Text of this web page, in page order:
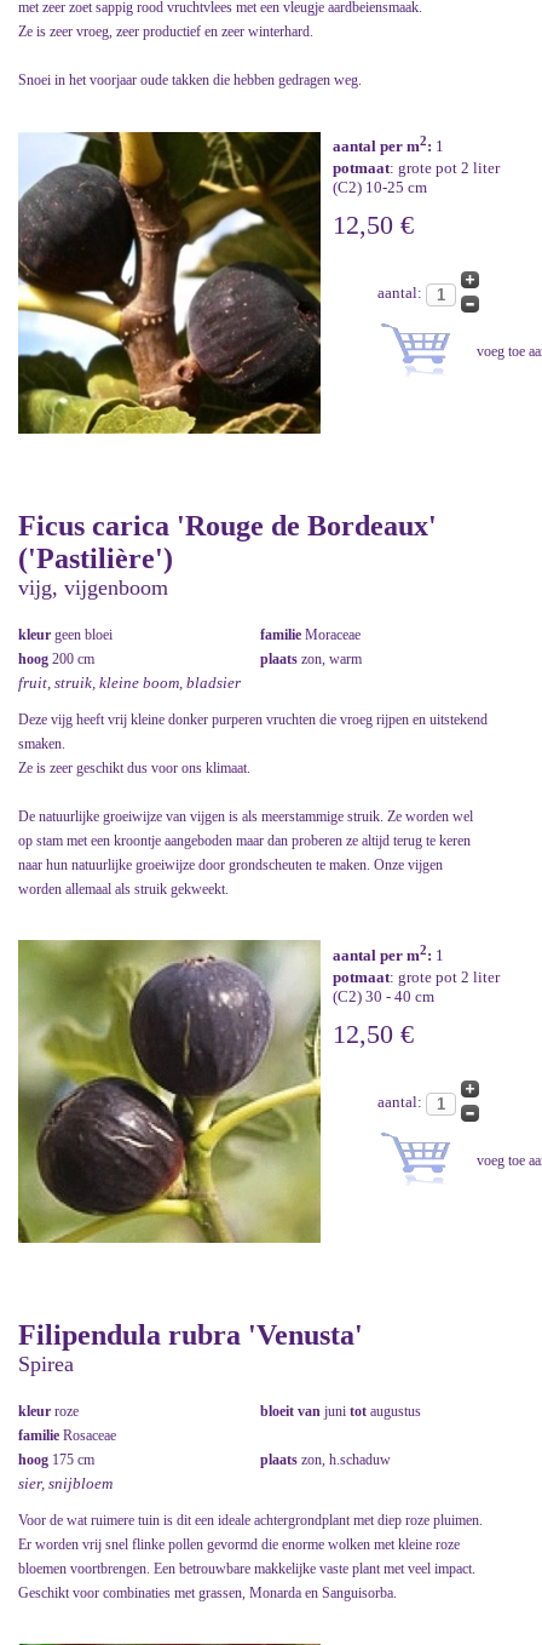
met zeer zoet sappig rood vruchtvlees met een vleugje aardbeiensmaak.
Ze is zeer vroeg, zeer productief en zeer winterhard.
Snoei in het voorjaar oude takken die hebben gedragen weg.
aantal per m2: 1
potmaat: grote pot 2 liter
(C2) 10-25 cm
12,50 €
aantal:
Ficus carica 'Rouge de Bordeaux'
('Pastilière')
vijg, vijgenboom
kleur geen bloei familie Moraceae
hoog 200 cm plaats zon, warm
fruit, struik, kleine boom, bladsier
Deze vijg heeft vrij kleine donker purperen vruchten die vroeg rijpen en uitstekend
smaken.
Ze is zeer geschikt dus voor ons klimaat.
De natuurlijke groeiwijze van vijgen is als meerstammige struik. Ze worden wel
op stam met een kroontje aangeboden maar dan proberen ze altijd terug te keren
naar hun natuurlijke groeiwijze door grondscheuten te maken. Onze vijgen
worden allemaal als struik gekweekt.
aantal per m2: 1
potmaat: grote pot 2 liter
(C2) 30 - 40 cm
12,50 €
aantal:
Filipendula rubra 'Venusta'
Spirea
kleur roze bloeit van juni tot augustus
familie Rosaceae
hoog 175 cm plaats zon, h.schaduw
sier, snijbloem
Voor de wat ruimere tuin is dit een ideale achtergrondplant met diep roze pluimen.
Er worden vrij snel flinke pollen gevormd die enorme wolken met kleine roze
bloemen voortbrengen. Een betrouwbare makkelijke vaste plant met veel impact.
Geschikt voor combinaties met grassen, Monarda en Sanguisorba.